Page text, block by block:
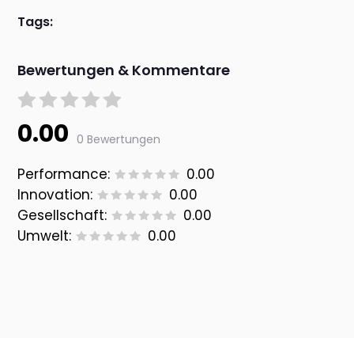
Tags:
Bewertungen & Kommentare
0.00 0 Bewertungen
Performance:
0.00
Innovation:
0.00
Gesellschaft:
0.00
Umwelt:
0.00